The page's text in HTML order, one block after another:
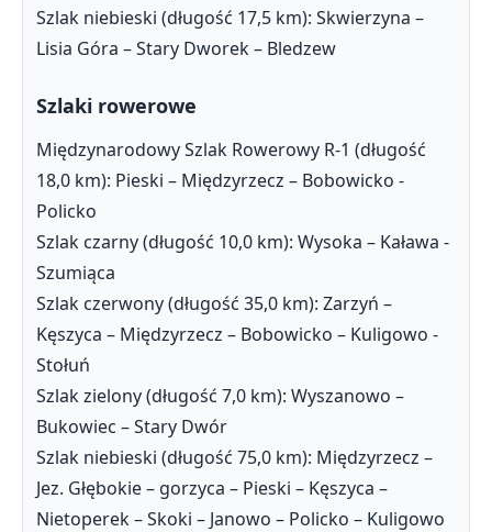
Szlak niebieski (długość 17,5 km): Skwierzyna –
Lisia Góra – Stary Dworek – Bledzew
Szlaki rowerowe
Międzynarodowy Szlak Rowerowy R-1 (długość
18,0 km): Pieski – Międzyrzecz – Bobowicko -
Policko
Szlak czarny (długość 10,0 km): Wysoka – Kaława -
Szumiąca
Szlak czerwony (długość 35,0 km): Zarzyń –
Kęszyca – Międzyrzecz – Bobowicko – Kuligowo -
Stołuń
Szlak zielony (długość 7,0 km): Wyszanowo –
Bukowiec – Stary Dwór
Szlak niebieski (długość 75,0 km): Międzyrzecz –
Jez. Głębokie – gorzyca – Pieski – Kęszyca –
Nietoperek – Skoki – Janowo – Policko – Kuligowo